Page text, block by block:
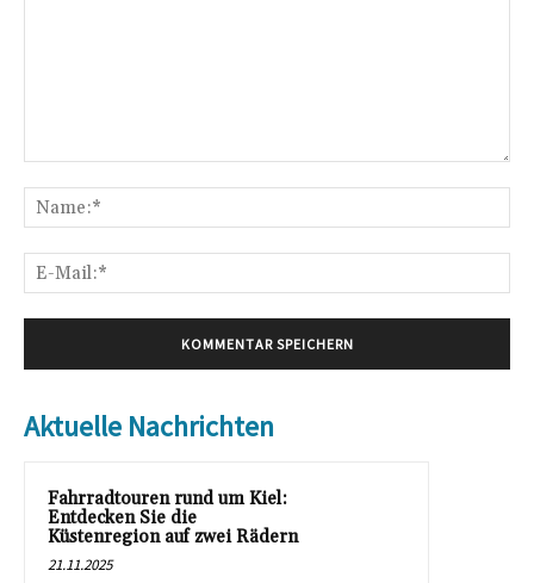
Aktuelle Nachrichten
Fahrradtouren rund um Kiel:
Entdecken Sie die
Küstenregion auf zwei Rädern
21.11.2025